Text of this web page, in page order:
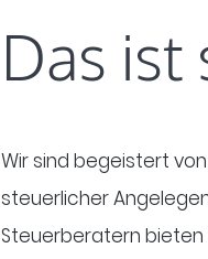
Das
Wir sind begeistert
steuerlicher
Steuerberatern